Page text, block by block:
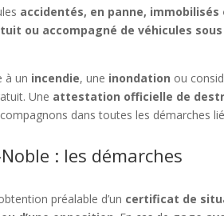
accidentés, en panne,
ou accompagné de véhicules
à un incendie, une inondation ou
Une attestation officielle de
dans toutes les démarches
: les démarches
préalable d’un certificat de